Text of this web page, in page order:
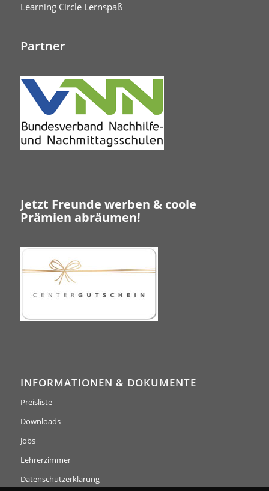
Learning Circle Lernspaß
Partner
Jetzt Freunde werben & coole
Prämien abräumen!
INFORMATIONEN & DOKUMENTE
Preisliste
Downloads
Jobs
Lehrerzimmer
Datenschutzerklärung